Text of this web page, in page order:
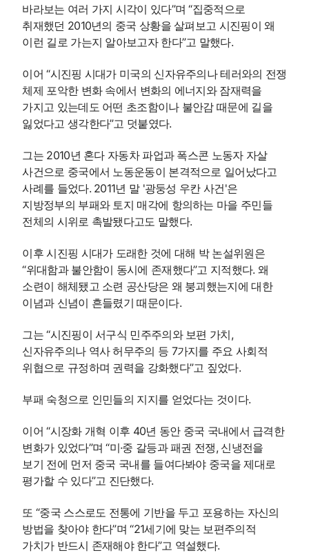
바라보는 여러 가지 시각이 있다”며 “집중적으로
취재했던 2010년의 중국 상황을 살펴보고 시진핑이 왜
이런 길로 가는지 알아보고자 한다”고 말했다.
이어 “시진핑 시대가 미국의 신자유주의나 테러와의 전쟁
체제 포악한 변화 속에서 변화의 에너지와 잠재력을
가지고 있는데도 어떤 초조함이나 불안감 때문에 길을
잃었다고 생각한다”고 덧붙였다.
그는 2010년 혼다 자동차 파업과 폭스콘 노동자 자살
사건으로 중국에서 노동운동이 본격적으로 일어났다고
사례를 들었다. 2011년 말 '광둥성 우칸 사건'은
지방정부의 부패와 토지 매각에 항의하는 마을 주민들
전체의 시위로 촉발됐다고도 말했다.
이후 시진핑 시대가 도래한 것에 대해 박 논설위원은
“위대함과 불안함이 동시에 존재했다”고 지적했다. 왜
소련이 해체됐고 소련 공산당은 왜 붕괴했는지에 대한
이념과 신념이 흔들렸기 때문이다.
그는 “시진핑이 서구식 민주주의와 보편 가치,
신자유주의나 역사 허무주의 등 7가지를 주요 사회적
위협으로 규정하며 권력을 강화했다”고 짚었다.
부패 숙청으로 인민들의 지지를 얻었다는 것이다.
이어 “시장화 개혁 이후 40년 동안 중국 국내에서 급격한
변화가 있었다”며 “미·중 갈등과 패권 전쟁, 신냉전을
보기 전에 먼저 중국 국내를 들여다봐야 중국을 제대로
평가할 수 있다”고 진단했다.
또 “중국 스스로도 전통에 기반을 두고 포용하는 자신의
방법을 찾아야 한다”며 “21세기에 맞는 보편주의적
가치가 반드시 존재해야 한다”고 역설했다.